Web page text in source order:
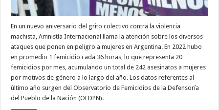
CONDICIÓN
DE
En un nuevo aniversario del grito colectivo contra la violencia
machista, Amnistía Internacional llama la atención sobre los diversos
ataques que ponen en peligro a mujeres en Argentina. En 2022 hubo
en promedio 1 femicidio cada 36 horas, lo que representa 20
femicidios por mes, acumulando un total de 242 asesinatos a mujeres
por motivos de género a lo largo del año. Los datos referentes al
último año surgen del Observatorio de Femicidios de la Defensoría
del Pueblo de la Nación (OFDPN).